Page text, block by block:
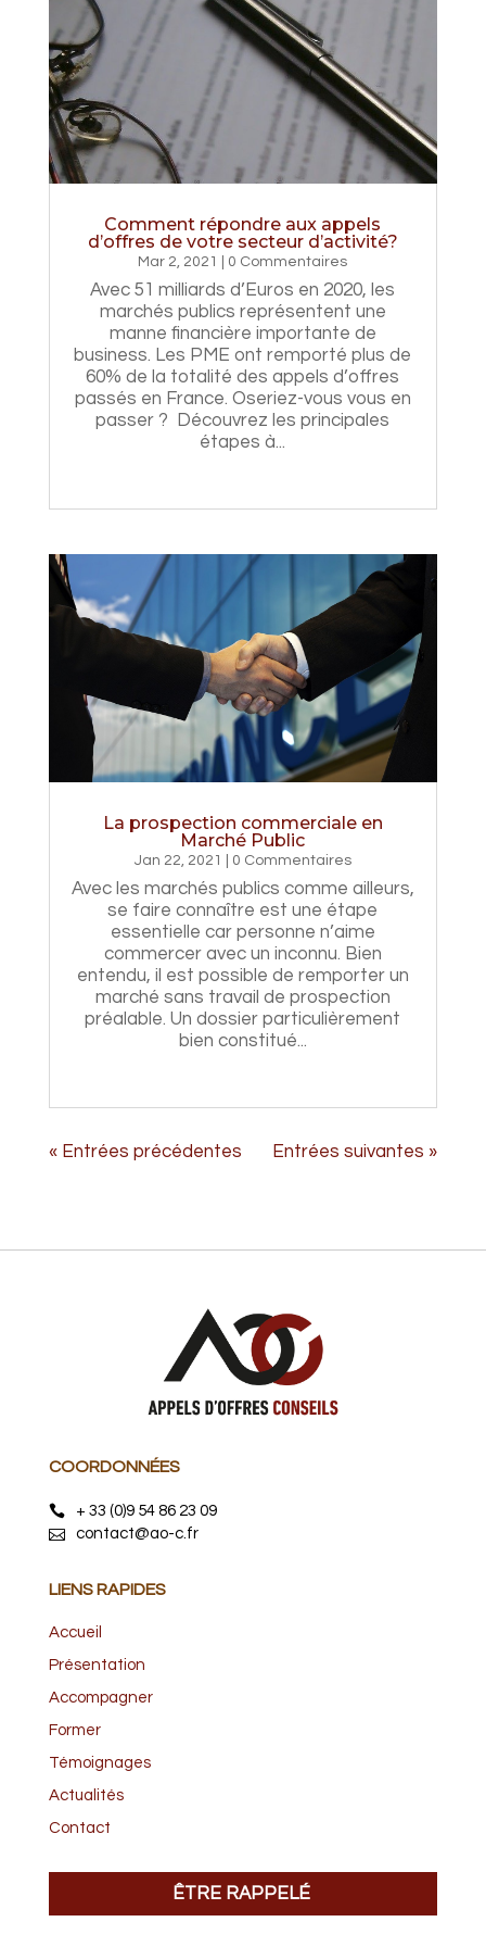
Comment répondre aux appels
d’offres de votre secteur d’activité?
Mar 2, 2021 | 0 Commentaires
Avec 51 milliards d’Euros en 2020, les
marchés publics représentent une
manne financière importante de
business. Les PME ont remporté plus de
60% de la totalité des appels d’offres
passés en France. Oseriez-vous vous en
passer ? Découvrez les principales
étapes à...
La prospection commerciale en
Marché Public
Jan 22, 2021 | 0 Commentaires
Avec les marchés publics comme ailleurs,
se faire connaître est une étape
essentielle car personne n’aime
commercer avec un inconnu. Bien
entendu, il est possible de remporter un
marché sans travail de prospection
préalable. Un dossier particulièrement
bien constitué...
« Entrées précédentes Entrées suivantes »
COORDONNÉES
+ 33 (0)9 54 86 23 09
contact@ao-c.fr
LIENS RAPIDES
Accueil
Présentation
Accompagner
Former
Témoignages
Actualités
Contact
ÊTRE RAPPELÉ